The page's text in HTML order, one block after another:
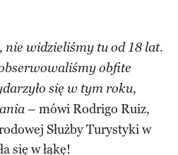
widzieliśmy tu od 18 lat.
obfite
się w tym roku,
– mówi Rodrigo Ruiz,
Służby Turystyki w
się w łąkę!